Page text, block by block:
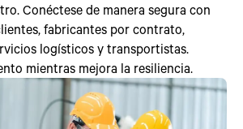
Conéctese de manera segura con
fabricantes por contrato,
logísticos y transportistas.
mientras mejora la resiliencia.